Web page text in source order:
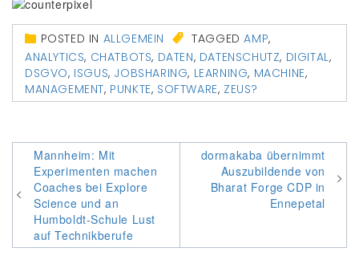
POSTED IN ALLGEMEIN TAGGEDAMP,
ANALYTICS, CHATBOTS, DATEN, DATENSCHUTZ, DIGITAL,
DSGVO, ISGUS, JOBSHARING, LEARNING, MACHINE,
MANAGEMENT, PUNKTE, SOFTWARE, ZEUS?
Beitragsnavigation
Mannheim: Mit
Experimenten machen
Coaches bei Explore
Science und an
Humboldt-Schule Lust
auf Technikberufe
dormakaba übernimmt
Auszubildende von
Bharat Forge CDP in
Ennepetal